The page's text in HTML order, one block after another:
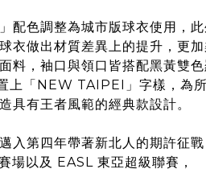
配色調整為城市版球衣使用，
衣做出材質差異上的提升，更加
料，袖口與領口皆搭配黑黃雙色
上「NEW TAIPEI」字樣，為
具有王者風範的經典款設計。
入第四年帶著新北人的期許征戰
場以及 EASL 東亞超級聯賽，